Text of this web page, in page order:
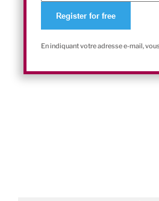
En indiquant votre adresse e-mail,